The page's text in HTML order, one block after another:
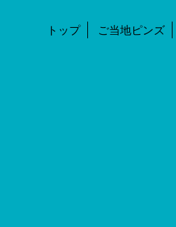
トップ ご当地ピンズ